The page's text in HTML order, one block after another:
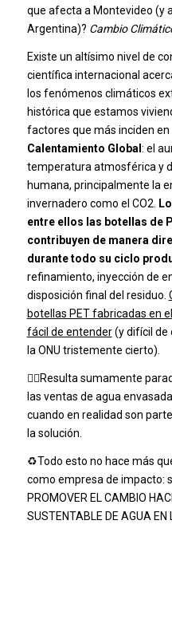
que afecta a Montevideo (y
Argentina)? Cambio
Existe un altísimo nivel de
científica internacional
los fenómenos climáticos
histórica que estamos
factores que más inciden en
Calentamiento Global : el
temperatura atmosférica y
humana, principalmente la
invernadero como el CO2.
entre ellos las botellas de
contribuyen de manera
durante todo su ciclo
refinamiento, inyección de
disposición final del residuo.
botellas PET fabricadas en
fácil de entender(y difícil de
la ONU tristemente cierto).
👎🏽Resulta sumamente
las ventas de agua
cuando en realidad son
la solución.
♻️Todo esto no hace más
como empresa de impacto:
PROMOVER EL CAMBIO
SUSTENTABLE DE AGUA EN